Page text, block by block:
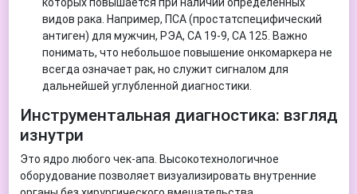
видов рака. Например, ПСА (простатспецифический
антиген) для мужчин, РЭА, СА 19-9, СА 125. Важно
понимать, что небольшое повышение онкомаркера не
всегда означает рак, но служит сигналом для
дальнейшей углубленной диагностики.
Инструментальная диагностика: взгляд
изнутри
Это ядро любого чек-апа. Высокотехнологичное
оборудование позволяет визуализировать внутренние